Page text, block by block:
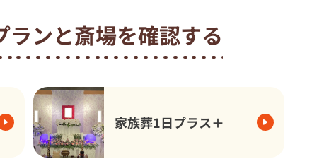
ランと斎場を確認する
家族葬1日プラス＋